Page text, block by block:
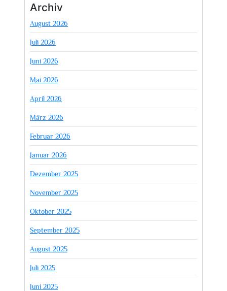
Archiv
August 2026
Juli 2026
Juni 2026
Mai 2026
April 2026
März 2026
Februar 2026
Januar 2026
Dezember 2025
November 2025
Oktober 2025
September 2025
August 2025
Juli 2025
Juni 2025